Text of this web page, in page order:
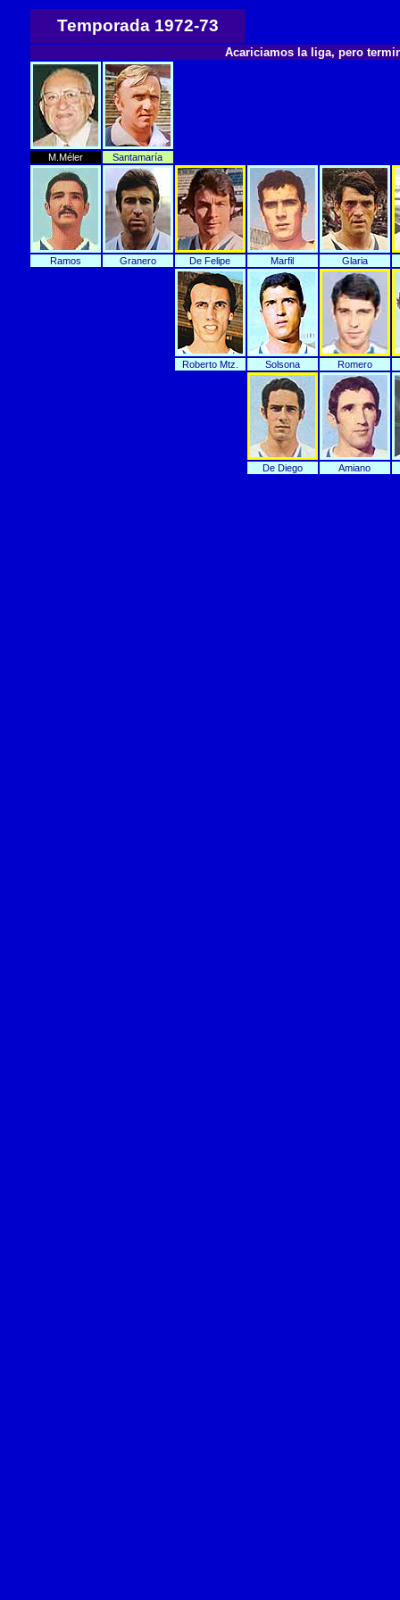
Temporada 1972-73
Acariciamos la liga, pero
M.Méler Santamaría
Ramos Granero De Felipe Marfil Glaria
Roberto Mtz. Solsona Romero
De Diego Amiano